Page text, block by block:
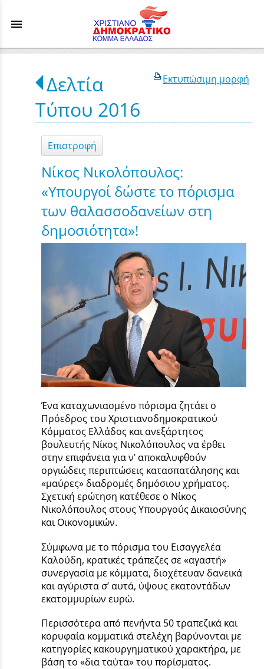
menu
Εκτυπώσιμη μορφή
Δελτία
Τύπου 2016
Επιστροφή
Νίκος Νικολόπουλος:
«Υπουργοί δώστε το πόρισμα
των θαλασσοδανείων στη
δημοσιότητα»!
Ένα καταχωνιασμένο πόρισμα ζητάει ο
Πρόεδρος του Χριστιανοδημοκρατικού
Κόμματος Ελλάδος και ανεξάρτητος
βουλευτής Νίκος Νικολόπουλος να έρθει
στην επιφάνεια για ν’ αποκαλυφθούν
οργιώδεις περιπτώσεις κατασπατάλησης και
«μαύρες» διαδρομές δημόσιου χρήματος.
Σχετική ερώτηση κατέθεσε ο Νίκος
Νικολόπουλος στους Υπουργούς Δικαιοσύνης
και Οικονομικών.
Σύμφωνα με το πόρισμα του Εισαγγελέα
Καλούδη, κρατικές τράπεζες σε «αγαστή»
συνεργασία με κόμματα, διοχέτευαν δανεικά
και αγύριστα σ’ αυτά, ύψους εκατοντάδων
εκατομμυρίων ευρώ.
Περισσότερα από πενήντα 50 τραπεζικά και
κορυφαία κομματικά στελέχη βαρύνονται με
κατηγορίες κακουργηματικού χαρακτήρα, με
βάση το «δια ταύτα» του πορίσματος.